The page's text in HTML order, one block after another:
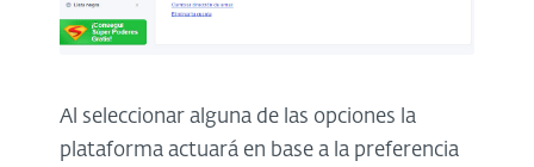
Al seleccionar alguna de las opciones la
plataforma actuará en base a la preferencia